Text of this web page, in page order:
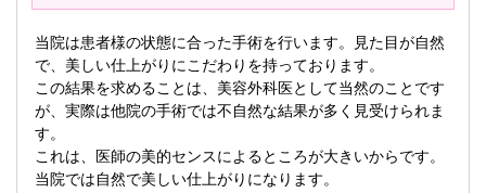
当院は患者様の状態に合った手術を行います。見た目が自然
で、美しい仕上がりにこだわりを持っております。
この結果を求めることは、美容外科医として当然のことです
が、実際は他院の手術では不自然な結果が多く見受けられま
す。
これは、医師の美的センスによるところが大きいからです。
当院では自然で美しい仕上がりになります。